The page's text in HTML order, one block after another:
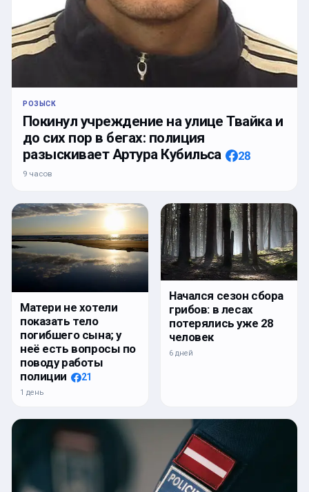
РОЗЫСК
Покинул учреждение на улице Твайка и
до сих пор в бегах: полиция
разыскивает Артура Кубильса
28
9 часов
Матери не хотели
показать тело
погибшего сына; у
неё есть вопросы по
поводу работы
полиции
21
1 день
Начался сезон сбора
грибов: в лесах
потерялись уже 28
человек
6 дней